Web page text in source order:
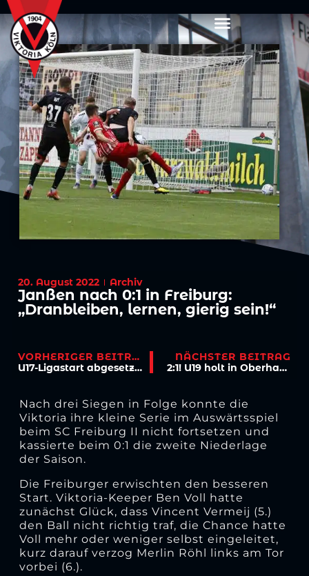
20. August 2022 Archiv
Janßen nach 0:1 in Freiburg:
„Dranbleiben, lernen, gierig sein!“
VORHERIGER BEITRAG
U17-Ligastart abgesetzt – FVM prüft Modusanpassung
NÄCHSTER BEITRAG
2:1! U19 holt in Oberhausen ersten Bundesliga-Sieg 2022/23
Nach drei Siegen in Folge konnte die
Viktoria ihre kleine Serie im Auswärtsspiel
beim SC Freiburg II nicht fortsetzen und
kassierte beim 0:1 die zweite Niederlage
der Saison.
Die Freiburger erwischten den besseren
Start. Viktoria-Keeper Ben Voll hatte
zunächst Glück, dass Vincent Vermeij (5.)
den Ball nicht richtig traf, die Chance hatte
Voll mehr oder weniger selbst eingeleitet,
kurz darauf verzog Merlin Röhl links am Tor
vorbei (6.).